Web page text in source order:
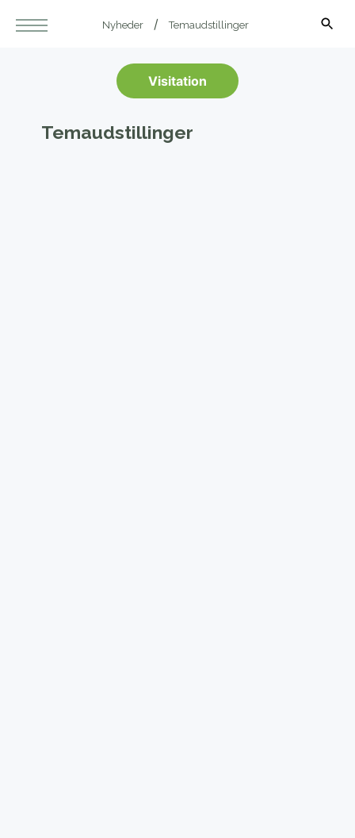
Nyheder Temaudstillinger
Visitation
Temaudstillinger